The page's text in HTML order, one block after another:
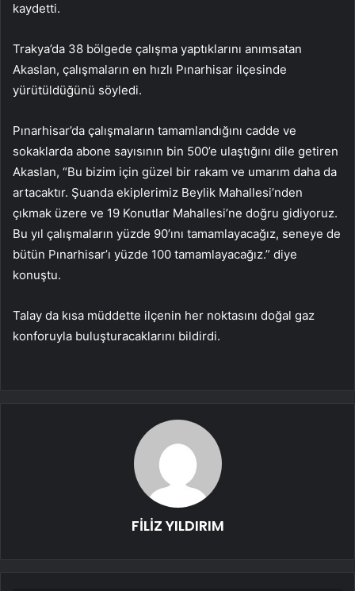
kaydetti.
Trakya’da 38 bölgede çalışma yaptıklarını anımsatan
Akaslan, çalışmaların en hızlı Pınarhisar ilçesinde
yürütüldüğünü söyledi.
Pınarhisar’da çalışmaların tamamlandığını cadde ve
sokaklarda abone sayısının bin 500’e ulaştığını dile getiren
Akaslan, “Bu bizim için güzel bir rakam ve umarım daha da
artacaktır. Şuanda ekiplerimiz Beylik Mahallesi’nden
çıkmak üzere ve 19 Konutlar Mahallesi’ne doğru gidiyoruz.
Bu yıl çalışmaların yüzde 90’ını tamamlayacağız, seneye de
bütün Pınarhisar’ı yüzde 100 tamamlayacağız.” diye
konuştu.
Talay da kısa müddette ilçenin her noktasını doğal gaz
konforuyla buluşturacaklarını bildirdi.
FİLİZ YILDIRIM